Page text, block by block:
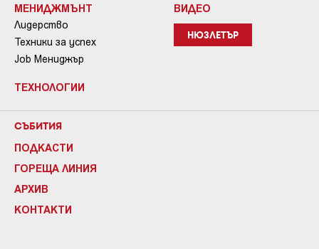
МЕНИДЖМЪНТ
Лидерство
Техники за успех
Job Мениджър
ТЕХНОЛОГИИ
ВИДЕО
НЮЗЛЕТЪР
СЪБИТИЯ
ПОДКАСТИ
ГОРЕЩА ЛИНИЯ
АРХИВ
КОНТАКТИ